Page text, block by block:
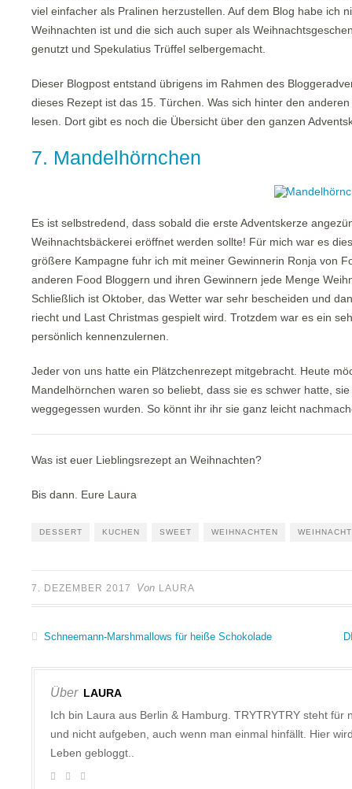
viel einfacher als Pralinen herzustellen. Auf dem Blog habe ich
Weihnachten ist und die sich auch super als
genutzt und Spekulatius Trüffel selbergemacht.
Dieser Blogpost entstand übrigens im Rahmen des
dieses Rezept ist das 15. Türchen. Was sich hinter den
lesen. Dort gibt es noch die Übersicht über den ganzen
7. Mandelhörnchen
Es ist selbstredend, dass sobald die erste Adventskerze
Weihnachtsbäckerei eröffnet werden sollte! Für mich war es
größere Kampagne fuhr ich mit meiner Gewinnerin Ronja von
anderen Food Bloggern und ihren Gewinnern jede Menge
Schließlich ist Oktober, das Wetter war sehr bescheiden und
riecht und Last Christmas gespielt wird. Trotzdem war es ein
persönlich kennenzulernen.
Jeder von uns hatte ein Plätzchenrezept mitgebracht. Heute
Mandelhörnchen waren so beliebt, dass sie es schwer hatte,
weggegessen wurden. So könnt ihr ihr sie ganz leicht
Was ist euer Lieblingsrezept an Weihnachten?
Bis dann. Eure Laura
DESSERT KUCHEN SWEET WEIHNACHTEN
7. DEZEMBER 2017 Von LAURA
Schneemann-Marshmallows für heiße Schokolade
Über LAURA
Ich bin Laura aus Berlin & Hamburg. TRYTRYTRY steht
und nicht aufgeben, auch wenn man einmal hinfällt. Hier
Leben gebloggt..